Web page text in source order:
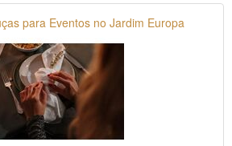
para Eventos no Jardim Europa